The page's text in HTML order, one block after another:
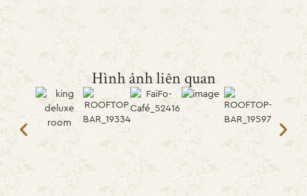
Hình ảnh liên quan